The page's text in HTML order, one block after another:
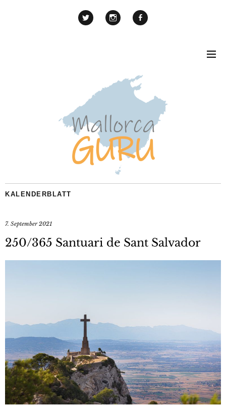
KALENDERBLATT
7. September 2021
250/365 Santuari de Sant Salvador